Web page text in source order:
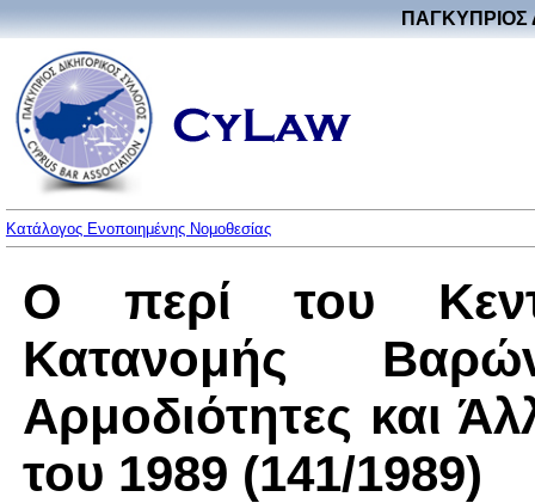
ΠΑΓΚΥΠΡΙΟΣ
Κατάλογος Ενοποιημένης Νομοθεσίας
Ο περί του
Κατανομής
Αρμοδιότητες και
του 1989 (141/1989)